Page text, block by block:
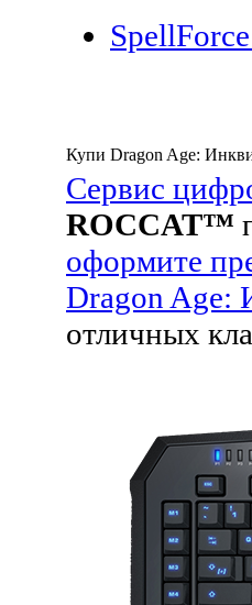
Купи Dragon Age:
Сервис
ROCCAT™
оформите
Dragon Age:
отличных